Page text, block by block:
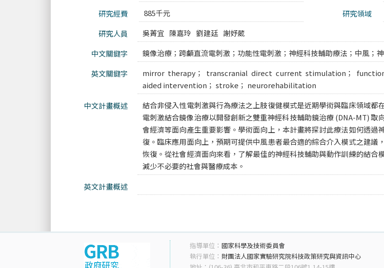
研究經費
885千元 研究領域
研究人員
吳菁宜 陳嘉玲 劉建廷 謝妤葳
中文關鍵字
鏡像治療；跨顱直流電刺激；功能性電刺激；神經科技輔助療法；中風；
英文關鍵字
mirror therapy； transcranial direct current stimulation；
aided intervention； stroke； neurorehabilitation
中文計畫概述
結合非侵入性電刺激與行為療法之上肢復健模式是近期學術與臨床領域都
電刺激結合鏡像治療以開發創新之雙重神經科技輔助鏡治療 (DNA-MT)
會經濟等面向產生重要影響。學術面向上，本計畫將探討此療法如何透過
復。臨床應用面向上，預期可提供中風患者最合適的綜合介入模式之建議
恢復。從社會經濟面向來看，了解最佳的神經科技輔助與動作訓練的結合
減少不必要的社會與醫療成本。
英文計畫概述
指導單位： 國家科學及技術委員會
執行單位： 財團法人國家實驗研究院科技政策研究與資訊中心